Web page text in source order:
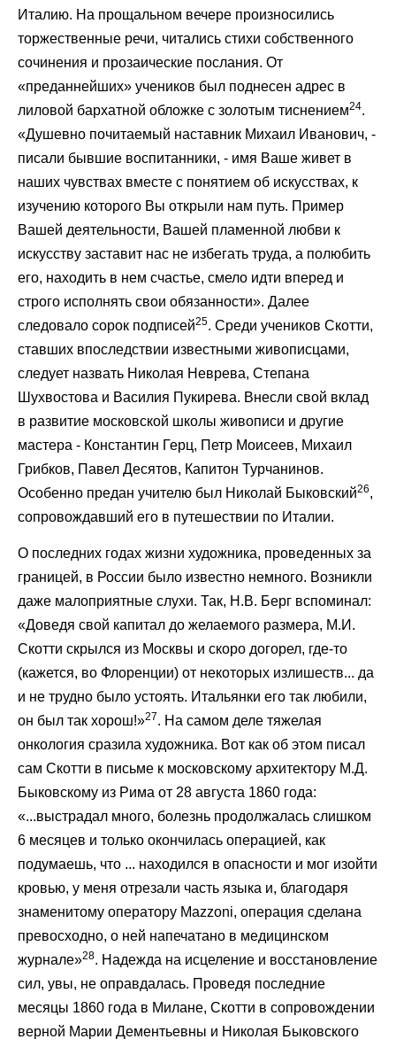
Италию. На прощальном вечере произносились
торжественные речи, читались стихи собственного
сочинения и прозаические послания. От
«преданнейших» учеников был поднесен адрес в
лиловой бархатной обложке с золотым тиснением24.
«Душевно почитаемый наставник Михаил Иванович, -
писали бывшие воспитанники, - имя Ваше живет в
наших чувствах вместе с понятием об искусствах, к
изучению которого Вы открыли нам путь. Пример
Вашей деятельности, Вашей пламенной любви к
искусству заставит нас не избегать труда, а полюбить
его, находить в нем счастье, смело идти вперед и
строго исполнять свои обязанности». Далее
следовало сорок подписей25. Среди учеников Скотти,
ставших впоследствии известными живописцами,
следует назвать Николая Неврева, Степана
Шухвостова и Василия Пукирева. Внесли свой вклад
в развитие московской школы живописи и другие
мастера - Константин Герц, Петр Моисеев, Михаил
Грибков, Павел Десятов, Капитон Турчанинов.
Особенно предан учителю был Николай Быковский26,
сопровождавший его в путешествии по Италии.
О последних годах жизни художника, проведенных за
границей, в России было известно немного. Возникли
даже малоприятные слухи. Так, Н.В. Берг вспоминал:
«Доведя свой капитал до желаемого размера, М.И.
Скотти скрылся из Москвы и скоро догорел, где-то
(кажется, во Флоренции) от некоторых излишеств... да
и не трудно было устоять. Итальянки его так любили,
он был так хорош!»27. На самом деле тяжелая
онкология сразила художника. Вот как об этом писал
сам Скотти в письме к московскому архитектору М.Д.
Быковскому из Рима от 28 августа 1860 года:
«...выстрадал много, болезнь продолжалась слишком
6 месяцев и только окончилась операцией, как
подумаешь, что ... находился в опасности и мог изойти
кровью, у меня отрезали часть языка и, благодаря
знаменитому оператору Mazzoni, операция сделана
превосходно, о ней напечатано в медицинском
журнале»28. Надежда на исцеление и восстановление
сил, увы, не оправдалась. Проведя последние
месяцы 1860 года в Милане, Скотти в сопровождении
верной Марии Дементьевны и Николая Быковского